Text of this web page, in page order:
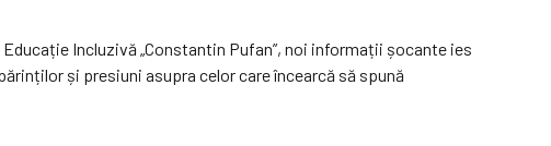
Incluzivă „Constantin Pufan”, noi informații șocante ies
și presiuni asupra celor care încearcă să spună